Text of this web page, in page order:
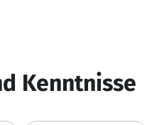
Kenntnisse